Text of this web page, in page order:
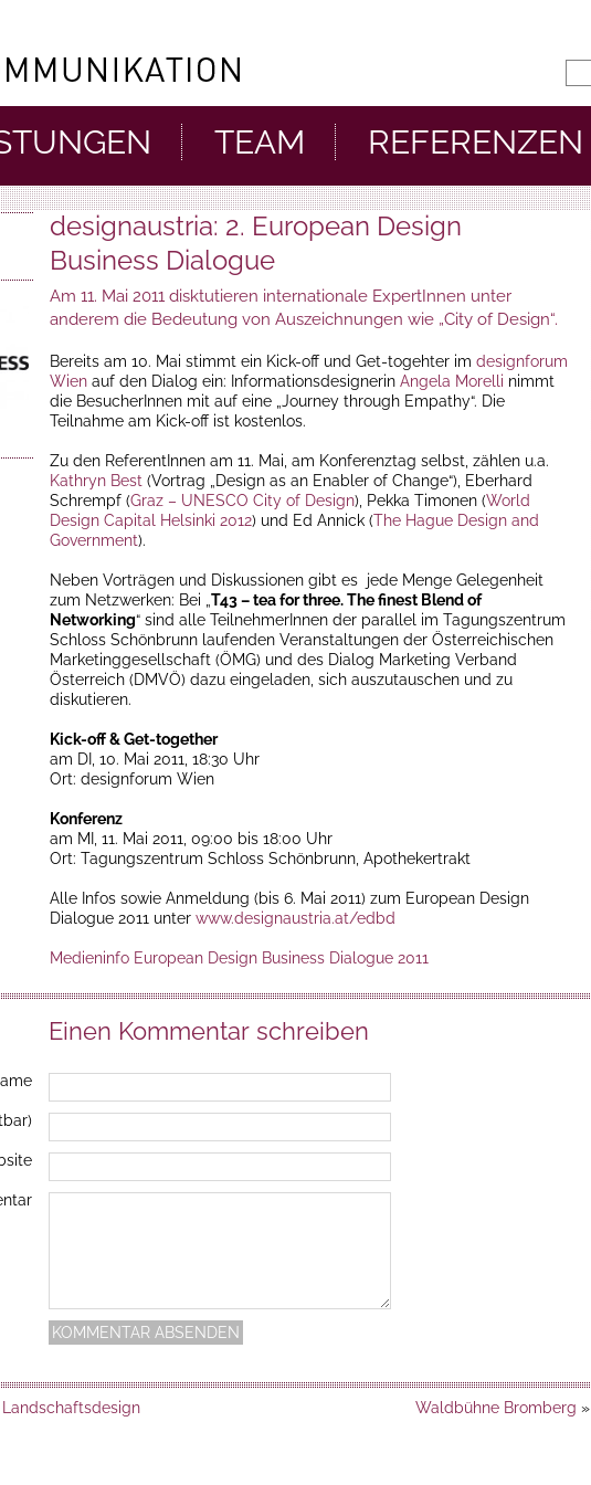
TEAM REFERENZEN
designaustria: 2. European Design
Business Dialogue
Am 11. Mai 2011 disktutieren internationale ExpertInnen unter
anderem die Bedeutung von Auszeichnungen wie „City of Design“.
Bereits am 10. Mai stimmt ein Kick-off und Get-togehter im designforum
Wien auf den Dialog ein: Informationsdesignerin Angela Morelli nimmt
die BesucherInnen mit auf eine „Journey through Empathy“. Die
Teilnahme am Kick-off ist kostenlos.
Zu den ReferentInnen am 11. Mai, am Konferenztag selbst, zählen u.a.
Kathryn Best (Vortrag „Design as an Enabler of Change“), Eberhard
Schrempf (Graz – UNESCO City of Design), Pekka Timonen (World
Design Capital Helsinki 2012) und Ed Annick (The Hague Design and
Government).
Neben Vorträgen und Diskussionen gibt es jede Menge Gelegenheit
zum Netzwerken: Bei „ T43 – tea for three. The finest Blend of
Networking“ sind alle TeilnehmerInnen der parallel im Tagungszentrum
Schloss Schönbrunn laufenden Veranstaltungen der Österreichischen
Marketinggesellschaft (ÖMG) und des Dialog Marketing Verband
Österreich (DMVÖ) dazu eingeladen, sich auszutauschen und zu
diskutieren.
Kick-off & Get-together
am DI, 10. Mai 2011, 18:30 Uhr
Ort: designforum Wien
Konferenz
am MI, 11. Mai 2011, 09:00 bis 18:00 Uhr
Ort: Tagungszentrum Schloss Schönbrunn, Apothekertrakt
Alle Infos sowie Anmeldung (bis 6. Mai 2011) zum European Design
Dialogue 2011 unter www.designaustria.at/edbd
Medieninfo European Design Business Dialogue 2011
Einen Kommentar schreiben
Waldbühne Bromberg »